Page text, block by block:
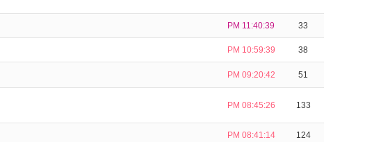
PM 11:40:39 33
PM 10:59:39 38
PM 09:20:42 51
PM 08:45:26 133
PM 08:41:14 124